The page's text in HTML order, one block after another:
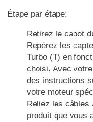
Étape par étape:
Retirez le capot
Repérez les
Turbo (T) en
choisi. Avec
des instructions
votre moteur
Reliez les câbles
produit que vous